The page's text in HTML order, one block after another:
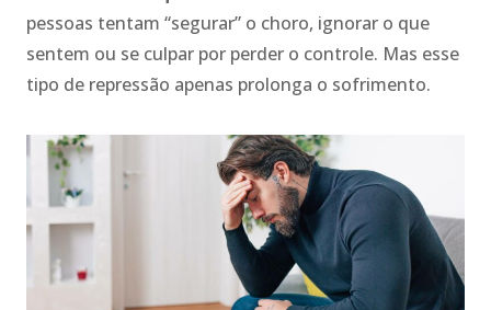
pessoas tentam “segurar” o choro, ignorar o que
sentem ou se culpar por perder o controle. Mas esse
tipo de repressão apenas prolonga o sofrimento.